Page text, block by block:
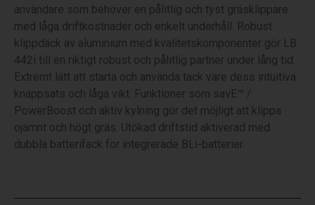
användare som behöver en pålitlig och tyst gräsklippare
med låga driftkostnader och enkelt underhåll. Robust
klippdäck av aluminium med kvalitetskomponenter gör LB
442i till en riktigt robust och pålitlig partner under lång tid.
Extremt lätt att starta och använda tack vare dess intuitiva
knappsats och låga vikt. Funktioner som savE™ /
PowerBoost och aktiv kylning gör det möjligt att klippa
ojämnt och högt gräs. Utökad driftstid aktiverad med
dubbla batterifack för integrerade BLi-batterier.